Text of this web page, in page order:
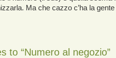
Ma che cazzo c’ha la
to “Numero al negozio”